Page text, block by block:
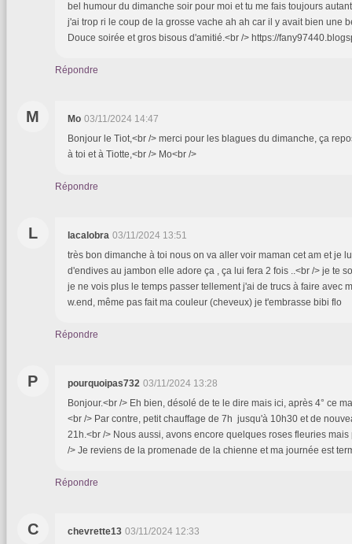
bel humour du dimanche soir pour moi et tu me fais toujours
j'ai trop ri le coup de la grosse vache ah ah car il y avait bien une
Douce soirée et gros bisous d'amitié.<br /> https://
Répondre
M Mo 03/11/2024 14:47
Bonjour le Tiot,<br /> merci pour les blagues du dimanche, ça
à toi et à Tiotte,<br /> Mo<br />
Répondre
L lacalobra 03/11/2024 13:51
très bon dimanche à toi nous on va aller voir maman cet am et je
d'endives au jambon elle adore ça , ça lui fera 2 fois ..<br /> je te
je ne vois plus le temps passer tellement j'ai de trucs à faire avec
w.end, même pas fait ma couleur (cheveux) je t'embrasse bibi flo
Répondre
P pourquoipas732 03/11/2024 13:28
Bonjour.<br /> Eh bien, désolé de te le dire mais ici, après 4° ce
<br /> Par contre, petit chauffage de 7h jusqu'à 10h30 et de
21h.<br /> Nous aussi, avons encore quelques roses fleuries
/> Je reviens de la promenade de la chienne et ma journée est
Répondre
C chevrette13 03/11/2024 12:33